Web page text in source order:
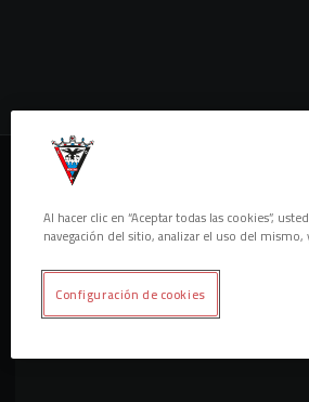
Al hacer clic en “Aceptar todas las cookies”,
navegación del sitio, analizar el uso del
Configuración de cookies